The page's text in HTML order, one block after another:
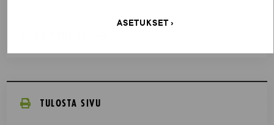
ASETUKSET
TULOSTA SIVU